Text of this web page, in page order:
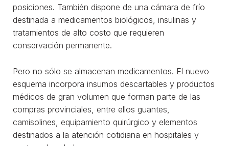
posiciones. También dispone de una cámara de frío
destinada a medicamentos biológicos, insulinas y
tratamientos de alto costo que requieren
conservación permanente.
Pero no sólo se almacenan medicamentos. El nuevo
esquema incorpora insumos descartables y productos
médicos de gran volumen que forman parte de las
compras provinciales, entre ellos guantes,
camisolines, equipamiento quirúrgico y elementos
destinados a la atención cotidiana en hospitales y